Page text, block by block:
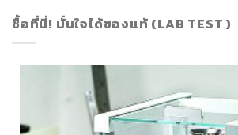
ซื้อที่นี่! มั่นใจได้ของแท้ (LAB TEST )